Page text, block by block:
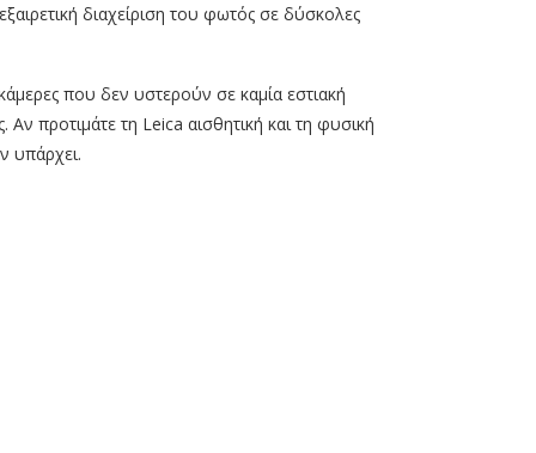
διαχείριση του φωτός σε δύσκολες
που δεν υστερούν σε καμία εστιακή
προτιμάτε τη Leica αισθητική και τη φυσική
υπάρχει.